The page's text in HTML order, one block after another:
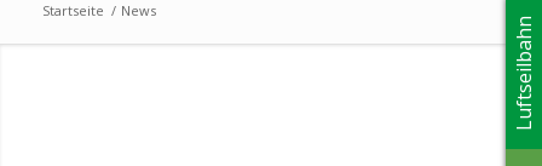
Startseite / News
Luftseilbahn